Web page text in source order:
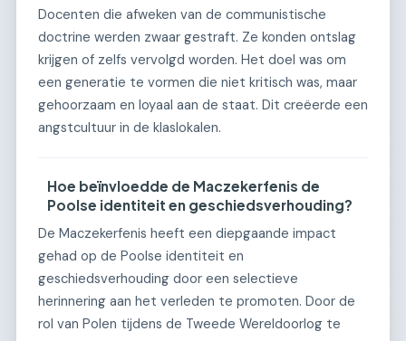
Docenten die afweken van de communistische
doctrine werden zwaar gestraft. Ze konden ontslag
krijgen of zelfs vervolgd worden. Het doel was om
een generatie te vormen die niet kritisch was, maar
gehoorzaam en loyaal aan de staat. Dit creëerde een
angstcultuur in de klaslokalen.
Hoe beïnvloedde de Maczekerfenis de
Poolse identiteit en geschiedsverhouding?
De Maczekerfenis heeft een diepgaande impact
gehad op de Poolse identiteit en
geschiedsverhouding door een selectieve
herinnering aan het verleden te promoten. Door de
rol van Polen tijdens de Tweede Wereldoorlog te